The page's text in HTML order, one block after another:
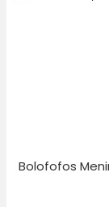
Bolofofos